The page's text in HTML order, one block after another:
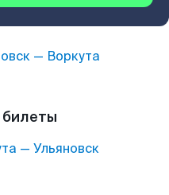
— Воркута
— Ульяновск